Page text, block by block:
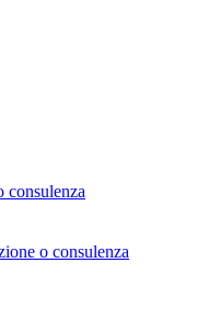
o consulenza